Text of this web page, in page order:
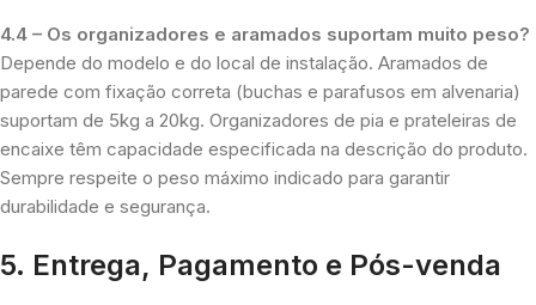
4.4 – Os organizadores e aramados suportam muito peso?
Depende do modelo e do local de instalação. Aramados de
parede com fixação correta (buchas e parafusos em alvenaria)
suportam de 5kg a 20kg. Organizadores de pia e prateleiras de
encaixe têm capacidade especificada na descrição do produto.
Sempre respeite o peso máximo indicado para garantir
durabilidade e segurança.
5. Entrega, Pagamento e Pós-venda